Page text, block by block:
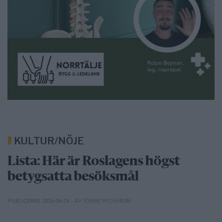
KULTUR/NÖJE
Lista: Här är Roslagens högst
betygsatta besöksmål
PUBLICERAD 2026-06-29 – AV TOBBE RYDSHEIM